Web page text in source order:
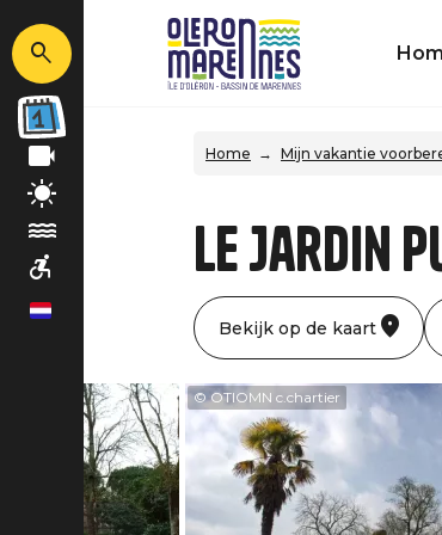
nl
Home Mijn vakantie
Le Jardin
Bekijk op de kaart
© OTIOMN c.chartier